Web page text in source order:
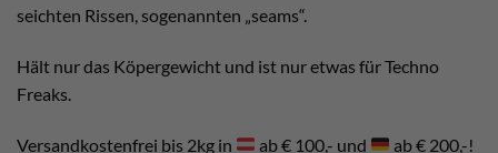
seichten Rissen, sogenannten „seams“.
Hält nur das Köpergewicht und ist nur etwas für Techno
Freaks.
Versandkostenfrei bis 2kg in ab € 100,- und ab € 200,-!